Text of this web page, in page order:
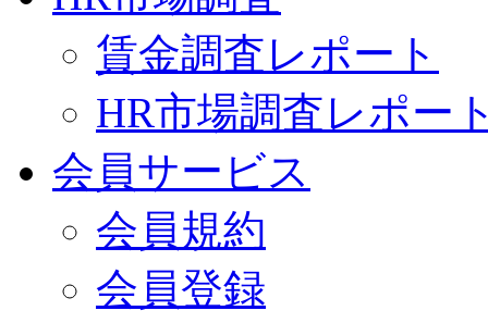
賃金調査レポート
HR市場調査レポー
会員サービス
会員規約
会員登録